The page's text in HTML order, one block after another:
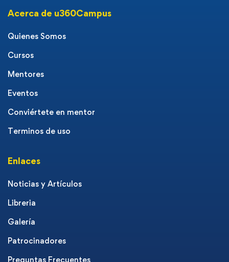
Acerca de u360Campus
Quienes Somos
Cursos
Mentores
Eventos
Conviértete en mentor
Terminos de uso
Enlaces
Noticias y Artículos
Libreria
Galería
Patrocinadores
Preguntas Frecuentes